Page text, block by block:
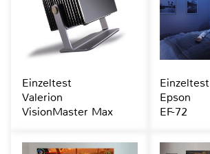
Einzeltest
Valerion
VisionMaster Max
Einzeltest
Epson
EF-72